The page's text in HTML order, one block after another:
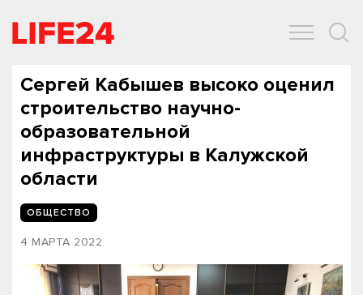
Сергей Кабышев высоко оценил
строительство научно-
образовательной
инфраструктуры в Калужской
области
ОБЩЕСТВО
4 МАРТА 2022